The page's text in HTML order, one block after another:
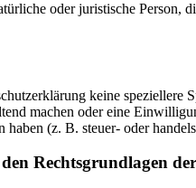
oder juristische Person,
keine speziellere
machen oder eine
haben (z. B. steuer- oder
Rechtsgrundlagen